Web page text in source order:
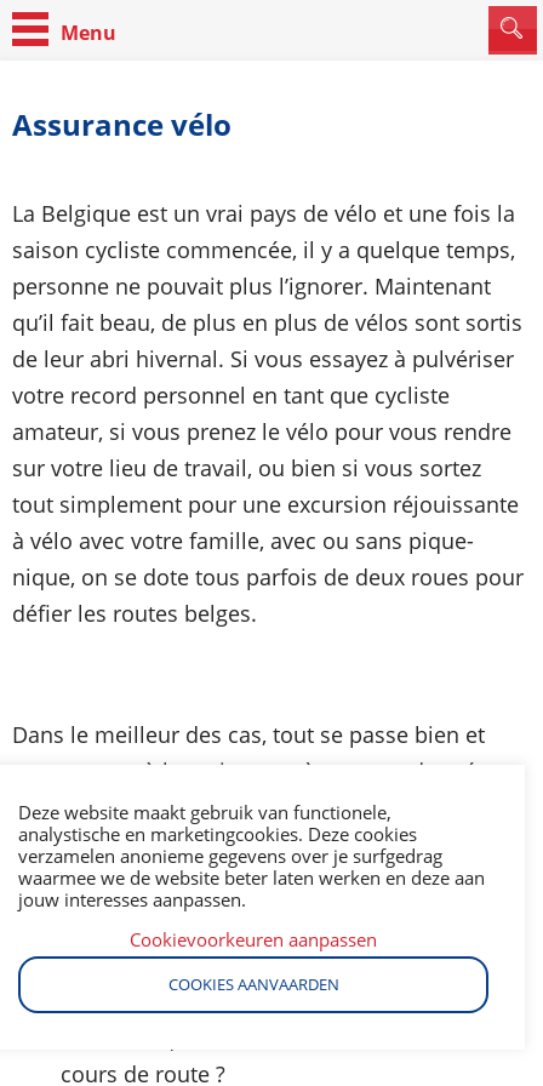
Assurance vélo
La Belgique est un vrai pays de vélo et une fois la
saison cycliste commencée, il y a quelque temps,
personne ne pouvait plus l’ignorer. Maintenant
qu’il fait beau, de plus en plus de vélos sont sortis
de leur abri hivernal. Si vous essayez à pulvériser
votre record personnel en tant que cycliste
amateur, si vous prenez le vélo pour vous rendre
sur votre lieu de travail, ou bien si vous sortez
tout simplement pour une excursion réjouissante
à vélo avec votre famille, avec ou sans pique-
nique, on se dote tous parfois de deux roues pour
défier les routes belges.
Dans le meilleur des cas, tout se passe bien et
vous rentrez à la maison après une randonnée
agréable sans incident.
Mais que faire quand soudainement la
chaîne de votre vélo se rompt ou vos freins
cours de route ?
Deze website maakt gebruik van functionele,
analystische en marketingcookies. Deze cookies
verzamelen anonieme gegevens over je surfgedrag
waarmee we de website beter laten werken en deze aan
jouw interesses aanpassen.
Cookievoorkeuren aanpassen
COOKIES AANVAARDEN